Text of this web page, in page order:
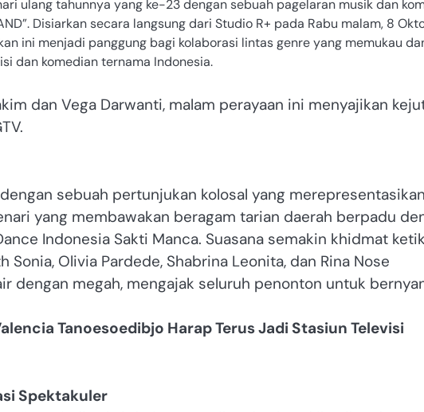
ulang tahunnya yang ke-23 dengan sebuah pagelaran musik dan
Disiarkan secara langsung dari Studio R+ pada Rabu malam, 8
ini menjadi panggung bagi kolaborasi lintas genre yang memukau
dan komedian ternama Indonesia.
dan Vega Darwanti, malam perayaan ini menyajikan
dengan sebuah pertunjukan kolosal yang merepresentasikan
yang membawakan beragam tarian daerah berpadu
Indonesia Sakti Manca. Suasana semakin khidmat
Sonia, Olivia Pardede, Shabrina Leonita, dan Rina Nose
dengan megah, mengajak seluruh penonton untuk
Tanoesoedibjo Harap Terus Jadi Stasiun Televisi
Spektakuler